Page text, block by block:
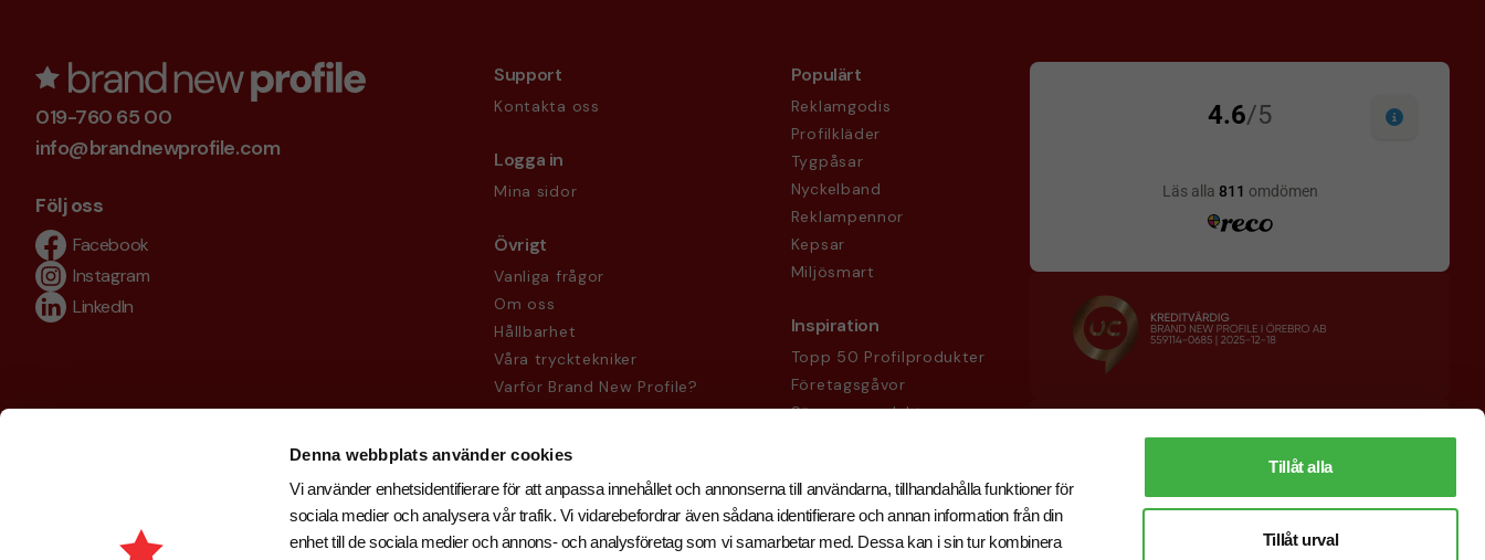
Denna webbplats använder cookies
Vi använder enhetsidentifierare för att anpassa innehållet och annonserna till användarna, tillhandahålla funktioner för
sociala medier och analysera vår trafik. Vi vidarebefordrar även sådana identifierare och annan information från din
enhet till de sociala medier och annons- och analysföretag som vi samarbetar med. Dessa kan i sin tur kombinera
Tillåt alla
Tillåt urval
019-760 65 00
info@brandnewprofile.com
Följ oss
Facebook
Instagram
LinkedIn
Support
Kontakta oss
Logga in
Mina sidor
Övrigt
Vanliga frågor
Om oss
Hållbarhet
Våra trycktekniker
Varför Brand New Profile?
Köpvillkor
Populärt
Reklamgodis
Profilkläder
Tygpåsar
Nyckelband
Reklampennor
Kepsar
Miljösmart
Inspiration
Topp 50 Profilprodukter
Företagsgåvor
Säsongsprodukter
Snabb leverans